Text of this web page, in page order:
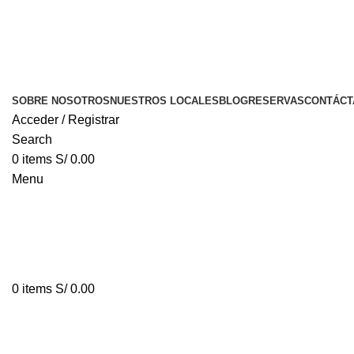
SOBRE NOSOTROS NUESTROS LOCALES BLOGRESERVAS
Acceder / Registrar
Search
0 items S/0.00
Menu
0 items S/0.00